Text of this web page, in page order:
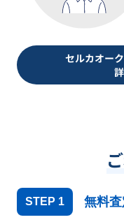
セルカオー
STEP 1 無料